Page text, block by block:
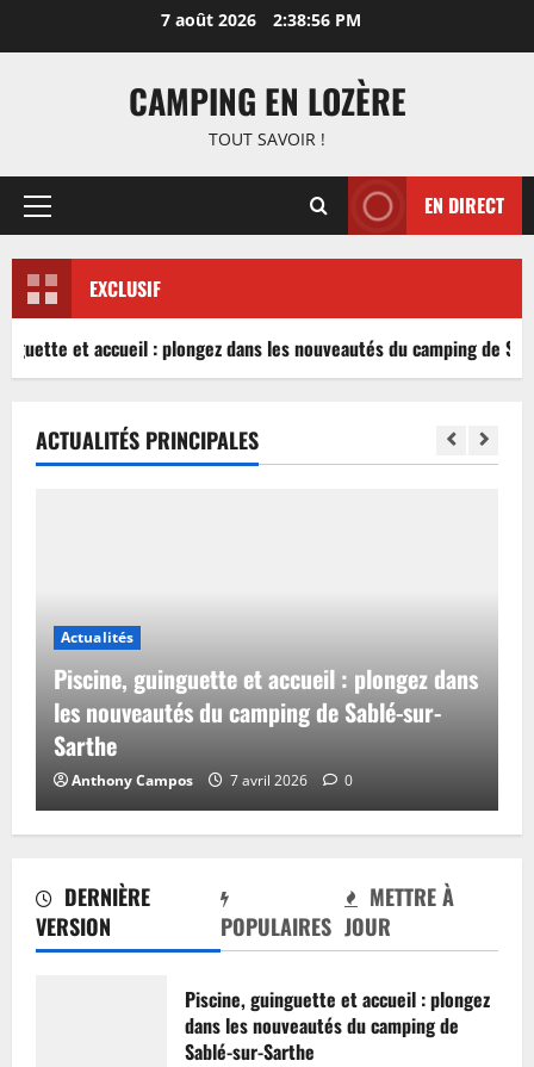
7 août 2026 2:38:56 PM
CAMPING EN LOZÈRE
TOUT SAVOIR !
Menu
EN DIRECT
EXCLUSIF
et accueil : plongez dans les nouveautés du camping de
DERNIÈRE
VERSION
POPULAIRES
METTRE À
JOUR
Piscine, guinguette et accueil : plongez
dans les nouveautés du camping de
Sablé-sur-Sarthe
ACTUALITÉS PRINCIPALES
Actualités
Piscine, guinguette et accueil : plongez dans
les nouveautés du camping de Sablé-sur-
Sarthe
Anthony Campos 7 avril 2026 0